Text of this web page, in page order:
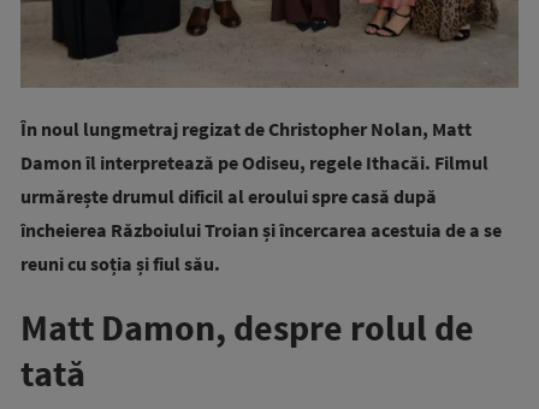
În noul lungmetraj regizat de Christopher Nolan, Matt
Damon îl interpretează pe Odiseu, regele Ithacăi. Filmul
urmărește drumul dificil al eroului spre casă după
încheierea Războiului Troian și încercarea acestuia de a se
reuni cu soția și fiul său.
Matt Damon, despre rolul de
tată